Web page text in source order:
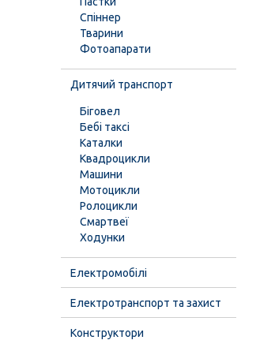
Спіннер
Тварини
Фотоапарати
Дитячий транспорт
Біговел
Бебі таксі
Каталки
Квадроцикли
Машини
Мотоцикли
Ролоцикли
Смартвеї
Ходунки
Електромобілі
Електротранспорт та захист
Конструктори